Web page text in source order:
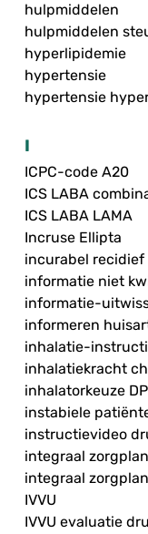
hulpmiddelen
hulpmiddelen
hyperlipidemie
hypertensie
hypertensie
I
ICPC-code A20
ICS LABA
ICS LABA LAMA
Incruse Ellipta
incurabel recidief
informatie niet
informatie-
informeren
inhalatie-
inhalatiekracht
inhalatorkeuze
instabiele
instructievideo
integraal zorgplan
integraal
IVVU
IVVU evaluatie